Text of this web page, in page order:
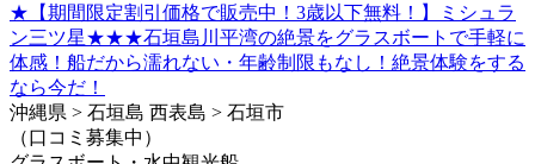
★【期間限定割引価格で販売中！3歳以下無料！】ミシュラ
ン三ツ星★★★石垣島川平湾の絶景をグラスボートで手軽に
体感！船だから濡れない・年齢制限もなし！絶景体験をする
なら今だ！
沖縄県 > 石垣島 西表島 > 石垣市
（口コミ募集中）